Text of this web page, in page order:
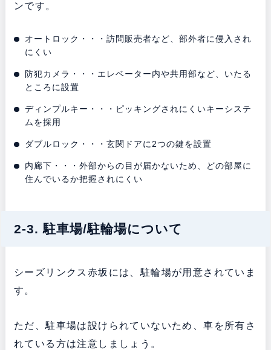
ンです。
オートロック・・・訪問販売者など、部外者に侵入され
にくい
防犯カメラ・・・エレベーター内や共用部など、いたる
ところに設置
ディンプルキー・・・ピッキングされにくいキーシステ
ムを採用
ダブルロック・・・玄関ドアに2つの鍵を設置
内廊下・・・外部からの目が届かないため、どの部屋に
住んでいるか把握されにくい
2-3. 駐車場/駐輪場について
シーズリンクス赤坂には、駐輪場が用意されていま
す。
ただ、駐車場は設けられていないため、車を所有さ
れている方は注意しましょう。